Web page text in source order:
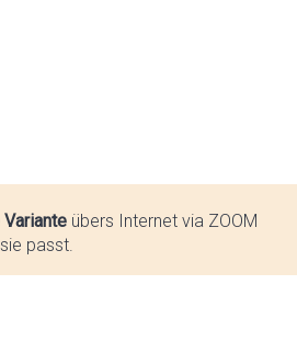
Variante übers Internet via ZOOM
passt.